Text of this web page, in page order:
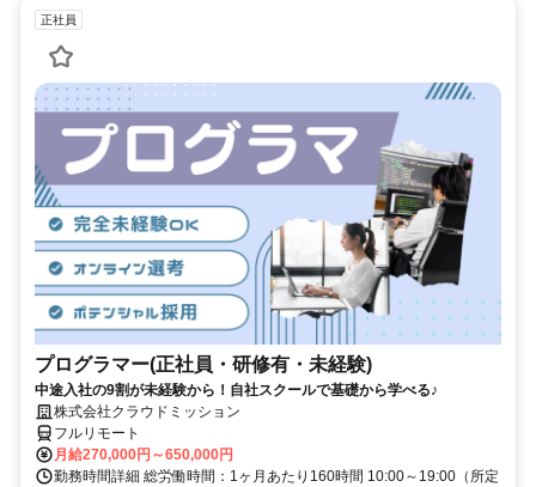
正社員
プログラマー(正社員・研修有・未経験)
中途入社の9割が未経験から！自社スクールで基礎から学べる♪
株式会社クラウドミッション
フルリモート
月給270,000円～650,000円
勤務時間詳細 総労働時間：1ヶ月あたり160時間 10:00～19:00（所定